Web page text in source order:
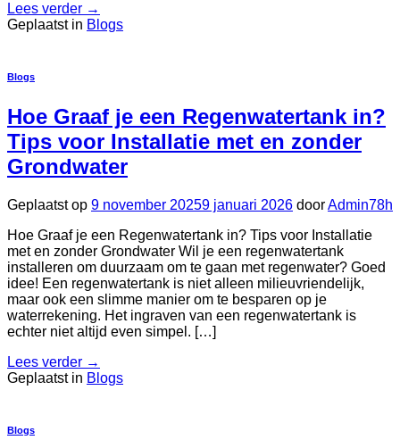
Lees verder →
Geplaatst in Blogs
Blogs
Hoe Graaf je een Regenwatertank in?
Tips voor Installatie met en zonder
Grondwater
Geplaatst op 9 november 20259 januari 2026 doorAdmin78h
Hoe Graaf je een Regenwatertank in? Tips voor Installatie
met en zonder Grondwater Wil je een regenwatertank
installeren om duurzaam om te gaan met regenwater? Goed
idee! Een regenwatertank is niet alleen milieuvriendelijk,
maar ook een slimme manier om te besparen op je
waterrekening. Het ingraven van een regenwatertank is
echter niet altijd even simpel. […]
Lees verder →
Geplaatst in Blogs
Blogs